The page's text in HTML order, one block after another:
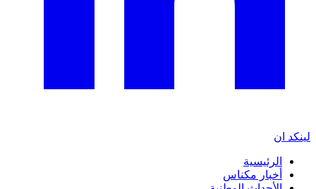
لينكد ان
الرئيسية
أخبار مكناس